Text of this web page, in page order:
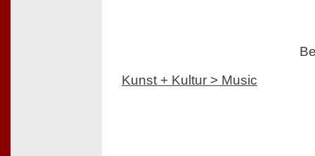
Kunst + Kultur > Music